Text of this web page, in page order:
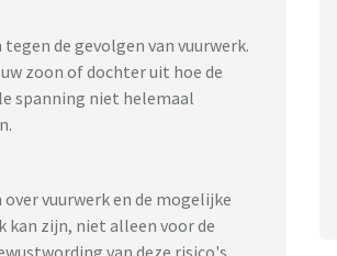
de gevolgen van vuurwerk.
zoon of dochter uit hoe de
spanning niet helemaal
vuurwerk en de mogelijke
kan zijn, niet alleen voor de
van deze risico's